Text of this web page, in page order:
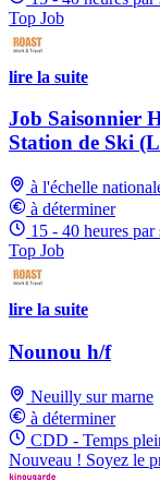
Top Job
lire la suite
Job Saisonnier
Station de Ski
à l'échelle
à déterminer
15 - 40 heures par
Top Job
lire la suite
Nounou h/f
Neuilly sur marne
à déterminer
CDD - Temps
Nouveau ! Soyez le